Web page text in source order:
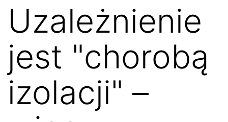
Uzależnienie
jest "chorobą
izolacji" –